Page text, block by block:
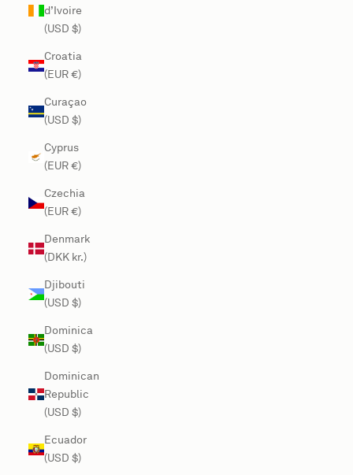
d’Ivoire
(USD $)
Croatia
(EUR €)
Curaçao
(USD $)
Cyprus
(EUR €)
Czechia
(EUR €)
Denmark
(DKK kr.)
Djibouti
(USD $)
Dominica
(USD $)
Dominican
Republic
(USD $)
Ecuador
(USD $)